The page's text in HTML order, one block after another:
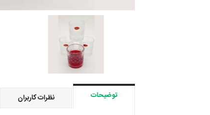
توضیحات نظرات کاربران